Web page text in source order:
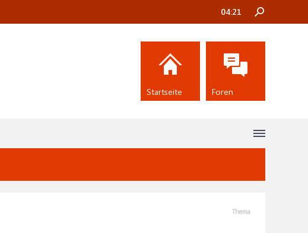
Thema
04:21
Startseite Foren